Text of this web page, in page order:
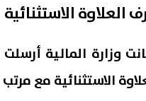
العلاوة الاستثنائية
وزارة المالية
الاستثنائية مع